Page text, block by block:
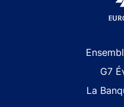
G7
La